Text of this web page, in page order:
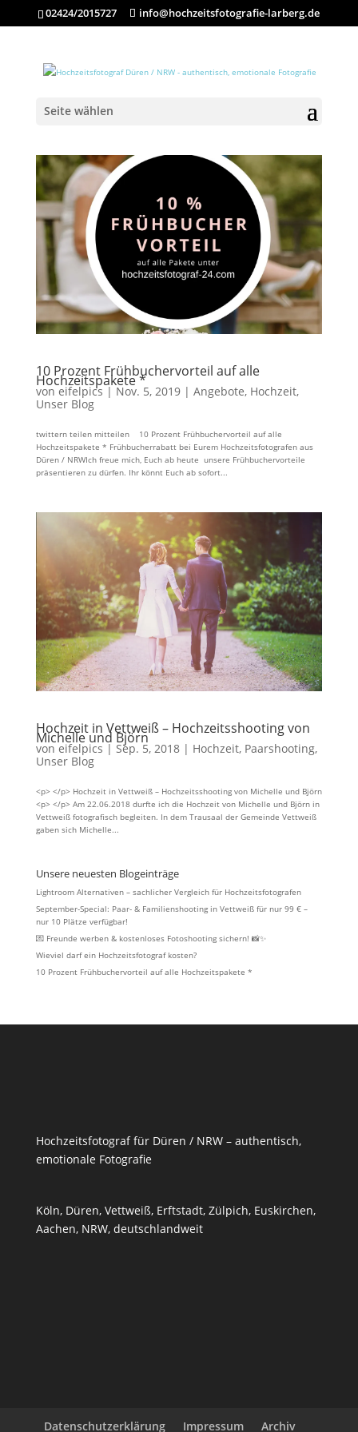
02424/2015727 info@hochzeitsfotografie-larberg.de
Seite wählen
10 Prozent Frühbuchervorteil auf alle
Hochzeitspakete *
von eifelpics | Nov. 5, 2019| Angebote, Hochzeit,
Unser Blog
twittern teilen mitteilen 10 Prozent Frühbuchervorteil auf alle
Hochzeitspakete * Frühbucherrabatt bei Eurem Hochzeitsfotografen aus
Düren / NRWIch freue mich, Euch ab heute unsere Frühbuchervorteile
präsentieren zu dürfen. Ihr könnt Euch ab sofort...
Hochzeit in Vettweiß – Hochzeitsshooting von
Michelle und Björn
von eifelpics | Sep. 5, 2018| Hochzeit, Paarshooting,
Unser Blog
<p> </p> Hochzeit in Vettweiß – Hochzeitsshooting von Michelle und Björn
<p> </p> Am 22.06.2018 durfte ich die Hochzeit von Michelle und Björn in
Vettweiß fotografisch begleiten. In dem Trausaal der Gemeinde Vettweiß
gaben sich Michelle...
Unsere neuesten Blogeinträge
Lightroom Alternativen – sachlicher Vergleich für Hochzeitsfotografen
September-Special: Paar- & Familienshooting in Vettweiß für nur 99 € –
nur 10 Plätze verfügbar!
💌 Freunde werben & kostenloses Fotoshooting sichern! 📸✨
Wieviel darf ein Hochzeitsfotograf kosten?
10 Prozent Frühbuchervorteil auf alle Hochzeitspakete *
Hochzeitsfotograf für Düren / NRW – authentisch,
emotionale Fotografie
Köln, Düren, Vettweiß, Erftstadt, Zülpich, Euskirchen,
Aachen, NRW, deutschlandweit
Datenschutzerklärung Impressum Archiv